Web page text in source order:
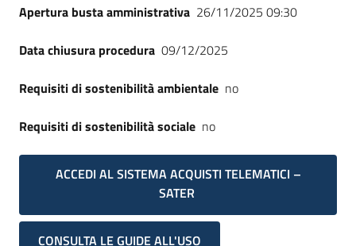
Apertura busta amministrativa 26/11/2025 09:30
Data chiusura procedura 09/12/2025
Requisiti di sostenibilità ambientale no
Requisiti di sostenibilità sociale no
ACCEDI AL SISTEMA ACQUISTI TELEMATICI –
SATER
CONSULTA LE GUIDE ALL'USO